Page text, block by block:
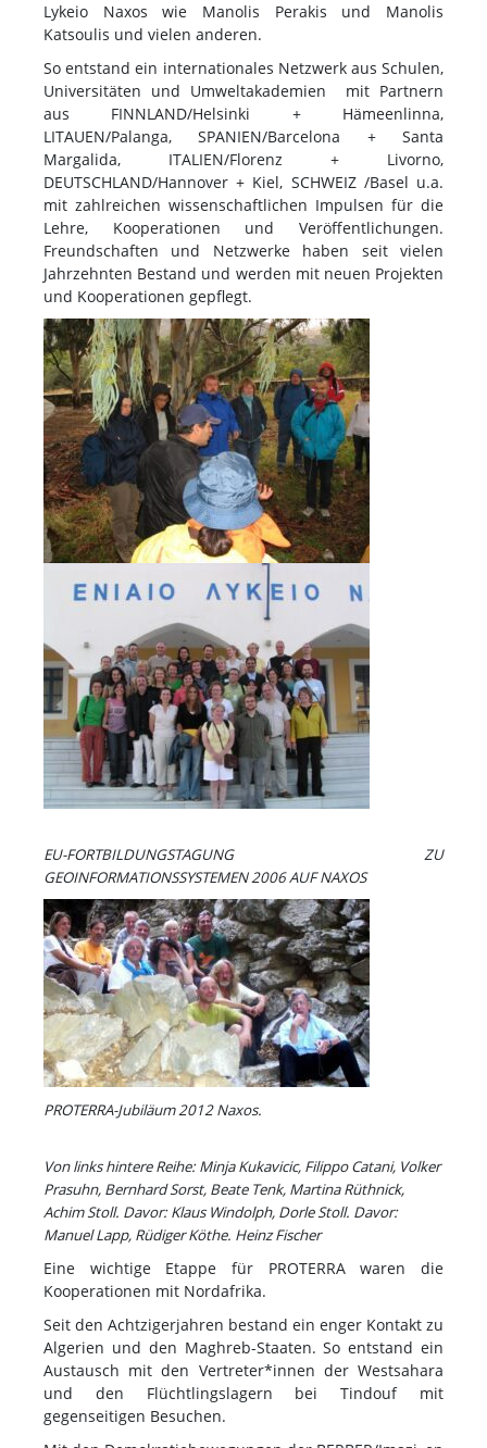
Lykeio Naxos wie Manolis Perakis und Manolis
Katsoulis und vielen anderen.
So entstand ein internationales Netzwerk aus Schulen,
Universitäten und Umweltakademien mit Partnern
aus FINNLAND/Helsinki + Hämeenlinna,
LITAUEN/Palanga, SPANIEN/Barcelona + Santa
Margalida, ITALIEN/Florenz + Livorno,
DEUTSCHLAND/Hannover + Kiel, SCHWEIZ /Basel u.a.
mit zahlreichen wissenschaftlichen Impulsen für die
Lehre, Kooperationen und Veröffentlichungen.
Freundschaften und Netzwerke haben seit vielen
Jahrzehnten Bestand und werden mit neuen Projekten
und Kooperationen gepflegt.
EU-FORTBILDUNGSTAGUNG ZU
GEOINFORMATIONSSYSTEMEN 2006 AUF NAXOS
PROTERRA-Jubiläum 2012 Naxos.
Von links hintere Reihe: Minja Kukavicic, Filippo Catani, Volker
Prasuhn, Bernhard Sorst, Beate Tenk, Martina Rüthnick,
Achim Stoll. Davor: Klaus Windolph, Dorle Stoll. Davor:
Manuel Lapp, Rüdiger Köthe. Heinz Fischer
Eine wichtige Etappe für PROTERRA waren die
Kooperationen mit Nordafrika.
Seit den Achtzigerjahren bestand ein enger Kontakt zu
Algerien und den Maghreb-Staaten. So entstand ein
Austausch mit den Vertreter*innen der Westsahara
und den Flüchtlingslagern bei Tindouf mit
gegenseitigen Besuchen.